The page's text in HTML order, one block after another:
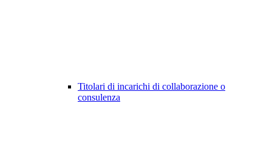
Titolari di incarichi di collaborazione o
consulenza